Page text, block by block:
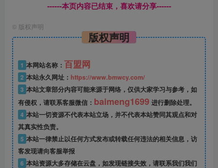
------本页内容已结束，喜欢请分享------
© 版权声明
版权声明
1 本网站名称： 百盟网
2 本站永久网址： https://www.bmwcy.com/
3 本站文章部分内容可能来源于网络，仅供大家学习与参考，如
有侵权，请联系客服微信： baimeng1699 进行删除处理。
4 本站一切资源不代表本站立场，并不代表本站赞同其观点和对
其真实性负责。
5 本站一律禁止以任何方式发布或转载任何违法的相关信息，访
客发现请向客服举报
6 本站资源大多存储在云盘，如发现链接失效，请联系我们我们